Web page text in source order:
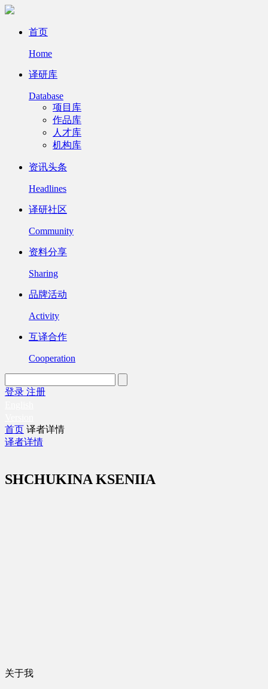
首页
Home
译研库
Database
项目库
作品库
人才库
机构库
资讯头条
Headlines
译研社区
Community
资料分享
Sharing
品牌活动
Activity
互译合作
Cooperation
登录 注册
首页 译者详情
译者详情
SHCHUKINA KSENIIA
关于我